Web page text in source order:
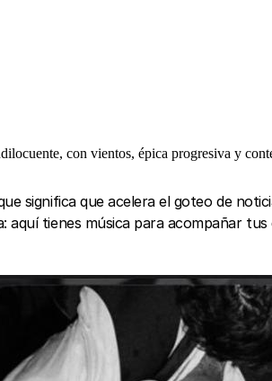
con vientos, épica progresiva y
significa que acelera el goteo de
aquí tienes música para acompañar tus